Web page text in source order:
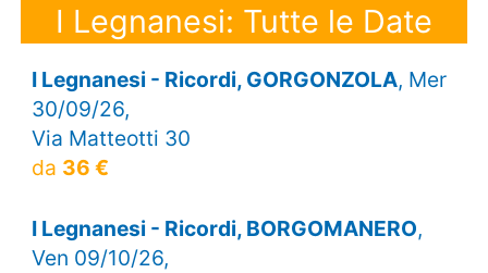
I Legnanesi: Tutte le Date
I Legnanesi - Ricordi, GORGONZOLA, Mer
30/09/26,
Via Matteotti 30
da 36 €
I Legnanesi - Ricordi, BORGOMANERO,
Ven 09/10/26,